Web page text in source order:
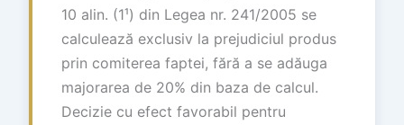
10 alin. (1¹) din Legea nr. 241/2005 se
calculează exclusiv la prejudiciul produs
prin comiterea faptei, fără a se adăuga
majorarea de 20% din baza de calcul.
Decizie cu efect favorabil pentru